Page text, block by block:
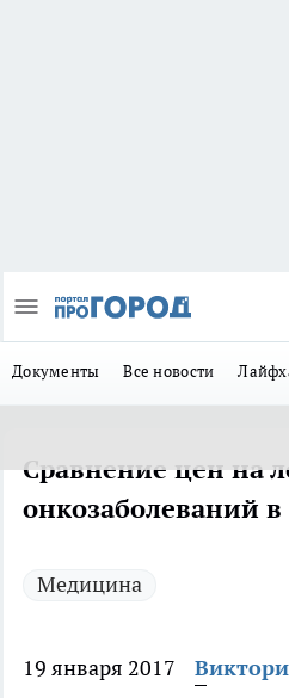
Документы Все новости
Сравнение цен на
онкозаболеваний
Медицина
19 января 2017